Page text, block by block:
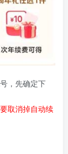
，先确定下
取消掉自动续